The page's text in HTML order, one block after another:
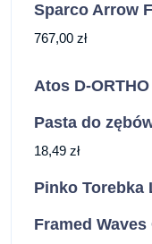
Sparco Arrow
767,00 zł
Atos D-
Pasta do
18,49 zł
Pinko Torebka
Framed Waves